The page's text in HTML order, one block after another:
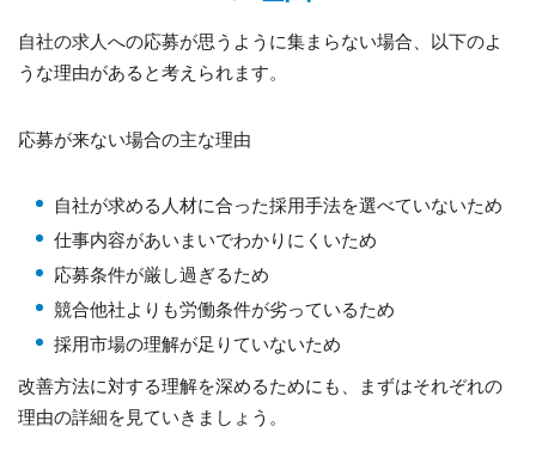
自社の求人への応募が思うように集まらない場合、以下のよ
うな理由があると考えられます。
応募が来ない場合の主な理由
自社が求める人材に合った採用手法を選べていないため
仕事内容があいまいでわかりにくいため
応募条件が厳し過ぎるため
競合他社よりも労働条件が劣っているため
採用市場の理解が足りていないため
改善方法に対する理解を深めるためにも、まずはそれぞれの
理由の詳細を見ていきましょう。